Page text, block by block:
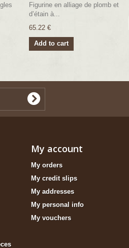
Figurine en alliage de plomb et
d’étain à...
65.22 €
Add to cart
My account
My orders
My credit slips
My addresses
My personal info
My vouchers